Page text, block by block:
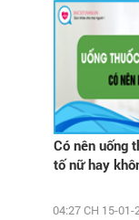
Có nên uống
tố nữ hay
04:27 CH 15-01-